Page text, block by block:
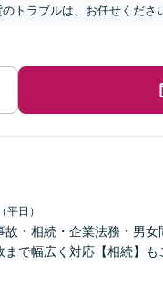
トラブルは、お任せくださ
日）
・相続・企業法務・男
で幅広く対応【相続】も